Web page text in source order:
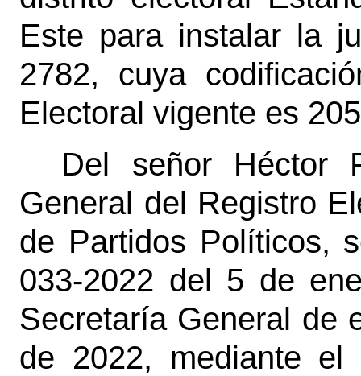
Este para instalar la
2782, cuya
Electoral vigente es
Del señor Héctor
General del Registro
de Partidos Políticos,
033-2022 del 5 de
Secretaría General de
de 2022, mediante